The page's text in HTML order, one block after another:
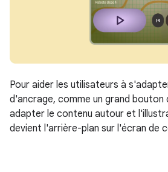
Pour aider les utilisateurs à
d'ancrage, comme un grand bouton
adapter le contenu autour et
devient l'arrière-plan sur l'écran de